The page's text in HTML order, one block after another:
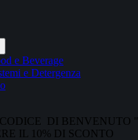
e Beverage
e Detergenza
DI BENVENUTO "
IL 10% DI SCONTO